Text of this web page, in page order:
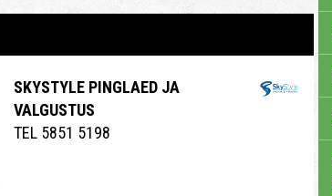
SKYSTYLE PINGLAED JA
VALGUSTUS
TEL 5851 5198